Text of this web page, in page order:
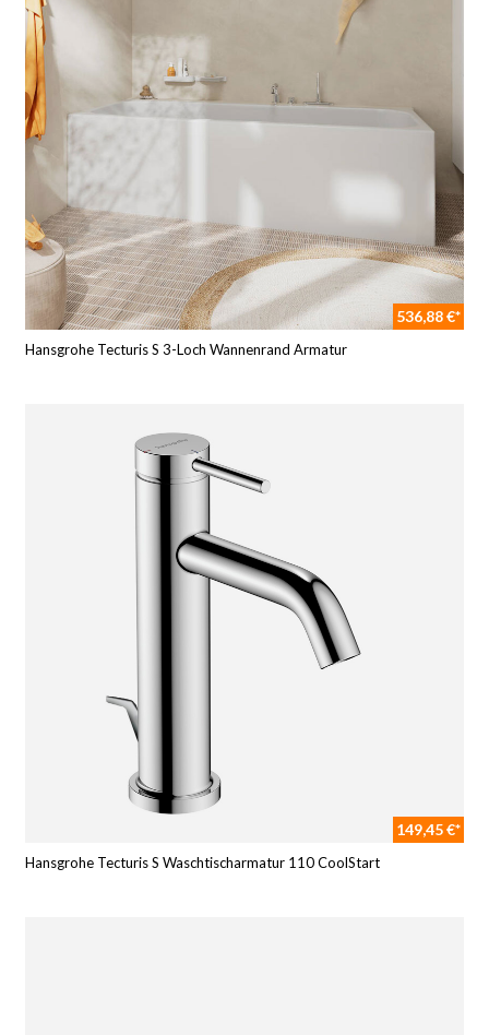
536,88 €*
Hansgrohe Tecturis S 3-Loch Wannenrand Armatur
149,45 €*
Hansgrohe Tecturis S Waschtischarmatur 110 CoolStart